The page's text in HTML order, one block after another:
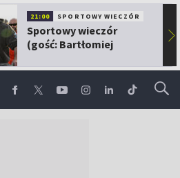
21:00 SPORTOWY WIECZÓR
Sportowy wieczór
(gość: Bartłomiej
▶